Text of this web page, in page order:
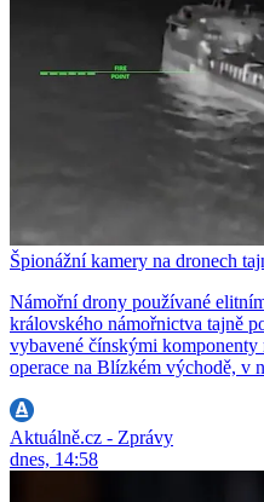
Špionážní kamery na dronech
Námořní drony používané
královského námořnictva tajně
vybavené čínskými
operace na Blízkém východě, v
Aktuálně.cz - Zprávy
dnes, 14:58